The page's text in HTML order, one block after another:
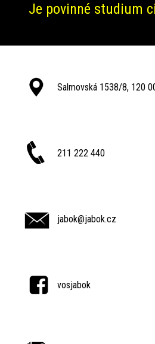
Je povinné studium
Salmovská 1538/8, 120
211 222 440
jabok@jabok.cz
vosjabok